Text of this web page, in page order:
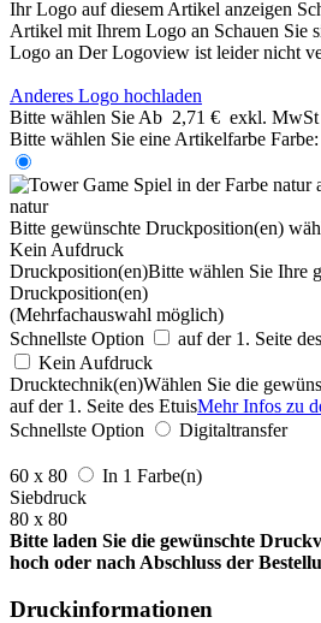
Ihr Logo auf diesem Artikel anzeigen
Artikel mit Ihrem Logo an Schauen Sie
Logo an Der Logoview ist leider nicht
Anderes Logo hochladen
Bitte wählen Sie Ab 2,71 € exkl. MwSt
Bitte wählen Sie eine Artikelfarbe Farbe:
natur
Bitte gewünschte Druckposition(en)
Kein Aufdruck
Druckposition(en)Bitte wählen Sie Ihre
Druckposition(en)
(Mehrfachauswahl möglich)
Schnellste Option
auf der 1. Seite
Kein Aufdruck
Drucktechnik(en)Wählen Sie die
auf der 1. Seite des EtuisMehr Infos zu
Schnellste Option
Digitaltransfer
60 x 80
In 1 Farbe(n)
Siebdruck
80 x 80
Bitte laden Sie die gewünschte
hoch oder nach Abschluss der
Druckinformationen